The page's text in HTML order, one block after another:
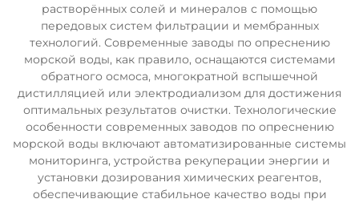
растворённых солей и минералов с помощью
передовых систем фильтрации и мембранных
технологий. Современные заводы по опреснению
морской воды, как правило, оснащаются системами
обратного осмоса, многократной вспышечной
дистилляцией или электродиализом для достижения
оптимальных результатов очистки. Технологические
особенности современных заводов по опреснению
морской воды включают автоматизированные системы
мониторинга, устройства рекуперации энергии и
установки дозирования химических реагентов,
обеспечивающие стабильное качество воды при